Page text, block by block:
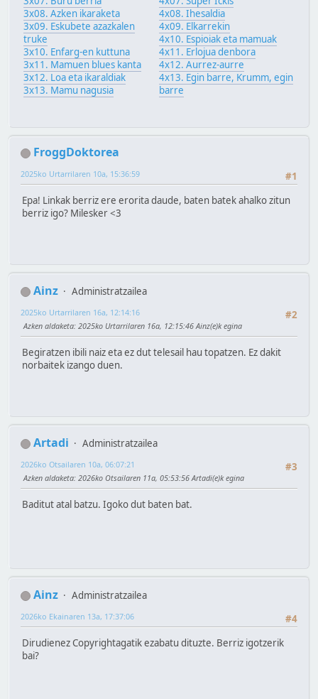
3x08. Azken ikaraketa
3x09. Eskubete azazkalen
truke
3x10. Enfarg-en kuttuna
3x11. Mamuen blues kanta
3x12. Loa eta ikaraldiak
3x13. Mamu nagusia
4x08. Ihesaldia
4x09. Elkarrekin
4x10. Espioiak eta mamuak
4x11. Erlojua denbora
4x12. Aurrez-aurre
4x13. Egin barre, Krumm, egin
barre
FroggDoktorea
#1
2025ko Urtarrilaren 10a, 15:36:59
Epa! Linkak berriz ere erorita daude, baten batek ahalko zitun
berriz igo? Milesker <3
Ainz
Administratzailea
#2
2025ko Urtarrilaren 16a, 12:14:16
Azken aldaketa: 2025ko Urtarrilaren 16a, 12:15:46 Ainz(e)k egina
Begiratzen ibili naiz eta ez dut telesail hau topatzen. Ez dakit
norbaitek izango duen.
Artadi
Administratzailea
#3
2026ko Otsailaren 10a, 06:07:21
Azken aldaketa: 2026ko Otsailaren 11a, 05:53:56 Artadi(e)k egina
Baditut atal batzu. Igoko dut baten bat.
Ainz
Administratzailea
#4
2026ko Ekainaren 13a, 17:37:06
Dirudienez Copyrightagatik ezabatu dituzte. Berriz igotzerik
bai?